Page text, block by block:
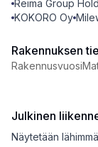
Reima Group
KOKORO Oy
Rakennuksen
Rakennusvuosi
Julkinen
Näytetään